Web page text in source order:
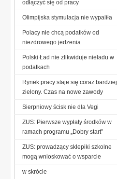
odłączyć się od pracy
Olimpijska stymulacja nie wypaliła
Polacy nie chcą podatków od
niezdrowego jedzenia
Polski Ład nie zlikwiduje nieładu w
podatkach
Rynek pracy staje się coraz bardziej
zielony. Czas na nowe zawody
Sierpniowy ścisk nie dla Vegi
ZUS: Pierwsze wypłaty środków w
ramach programu „Dobry start”
ZUS: prowadzący sklepiki szkolne
mogą wnioskować o wsparcie
w skrócie